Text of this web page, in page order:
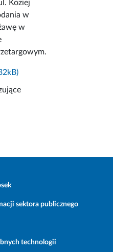
Koziej
w
w
sektora publicznego
technologii